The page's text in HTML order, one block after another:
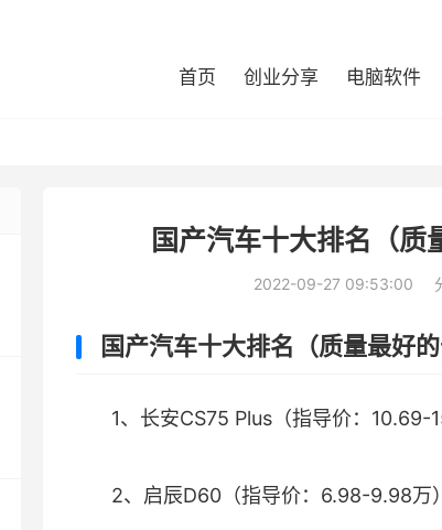
首页 创业分享 电脑软件
国产汽车十大排名（质
2022-09-27 09:53:00
国产汽车十大排名（质量最好
1、长安CS75 Plus（指导价：10.69-
2、启辰D60（指导价：6.98-9.98万）